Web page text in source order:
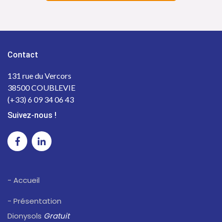
Contact
131 rue du Vercors
38500 COUBLEVIE
(+33) 6 09 34 06 43
Suivez-nous !
- Accueil
- Présentation
Dionysols Gratuit